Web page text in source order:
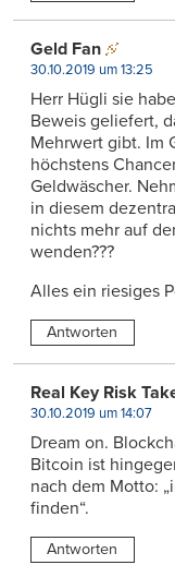
Geld Fan
30.10.2019 um 13:25
Herr Hügli sie
Beweis geliefert,
Mehrwert gibt. Im
höchstens
Geldwäscher.
in diesem
nichts mehr auf
wenden???
Alles ein riesiges
Antworten
Real Key Risk
30.10.2019 um 14:07
Dream on.
Bitcoin ist
nach dem Motto:
finden“.
Antworten